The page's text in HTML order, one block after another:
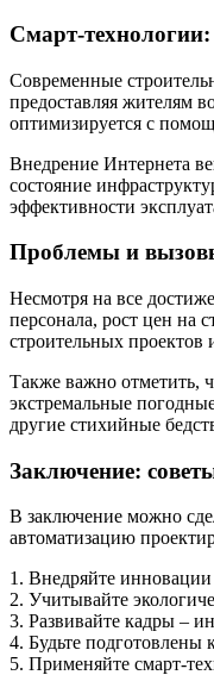
Смарт-
Современные
предоставляя жителям
оптимизируется с
Внедрение Интернета
состояние
эффективности
Проблемы и
Несмотря на все
персонала, рост цен на
строительных проектов
Также важно отметить,
экстремальные
другие стихийные
Заключение:
В заключение можно
автоматизацию
1. Внедряйте
2. Учитывайте
3. Развивайте кадры –
4. Будьте подготовлены
5. Применяйте смарт-